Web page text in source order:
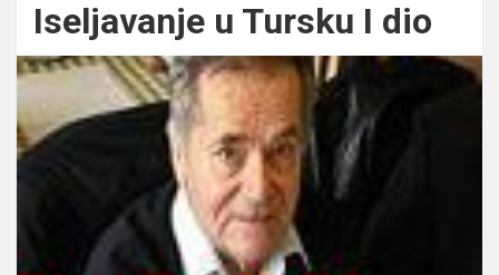
Iseljavanje u Tursku I dio